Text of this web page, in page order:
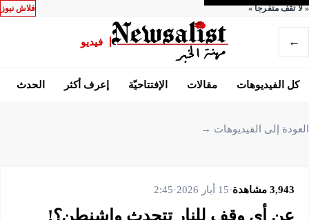
«لا تقف متفرجاً» فلاش نيوز
← فيديو
كل الفيديوهات مقالات الإفتتاحيّة إعرف أكثر الحدث
العودة إلى الفيديوهات →
3,943 مشاهدة·15 أيار 2026 ·
2:45
عن أي وقف للنار تتحدث واشنطن؟!